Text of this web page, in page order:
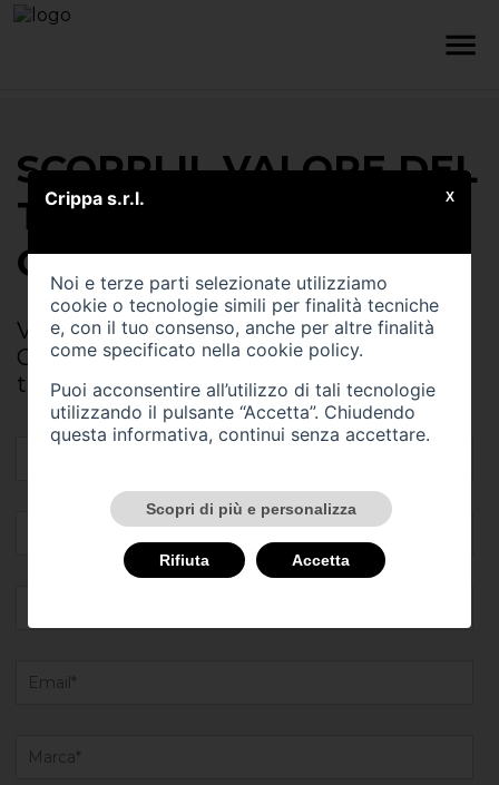
SCOPRI IL VALORE DEL
TUO USATO CON
CRIPPA SRL
Valuta gratuitamente il tuo usato da
Crippa Srl e ricevi una stima precisa e
trasparente del valore del tuo veicolo
Crippa s.r.l.
Noi e terze parti selezionate utilizziamo
cookie o tecnologie simili per finalità tecniche
e, con il tuo consenso, anche per altre finalità
come specificato nella cookie policy.
Puoi acconsentire all’utilizzo di tali tecnologie
utilizzando il pulsante “Accetta”. Chiudendo
questa informativa, continui senza accettare.
Scopri di più e personalizza
Rifiuta Accetta
X